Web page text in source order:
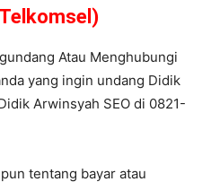
Atau Menghubungi
yang ingin undang Didik
Arwinsyah SEO di 0821-
tentang bayar atau